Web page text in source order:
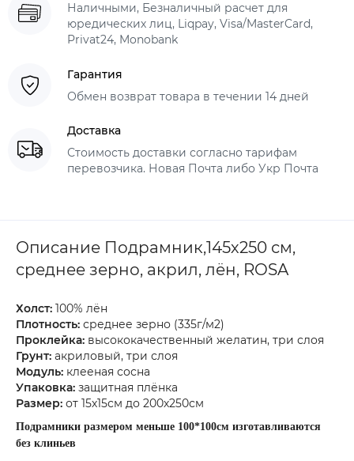
Наличными, Безналичный расчет для
юредических лиц, Liqpay, Visa/MasterCard,
Privat24, Monobank
Гарантия
Обмен возврат товара в течении 14 дней
Доставка
Стоимость доставки согласно тарифам
перевозчика. Новая Почта либо Укр Почта
Описание Подрамник,145х250 см,
среднее зерно, акрил, лён, ROSA
Холст: 100% лён
Плотность: среднее зерно (335г/м2)
Проклейка: высококачественный желатин, три слоя
Грунт: акриловый, три слоя
Модуль: клееная сосна
Упаковка: защитная плёнка
Размер: от 15х15см до 200х250см
Подрамники размером меньше 100*100см изготавливаются
без клиньев